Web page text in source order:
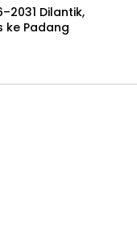
Dilantik,
ke Padang